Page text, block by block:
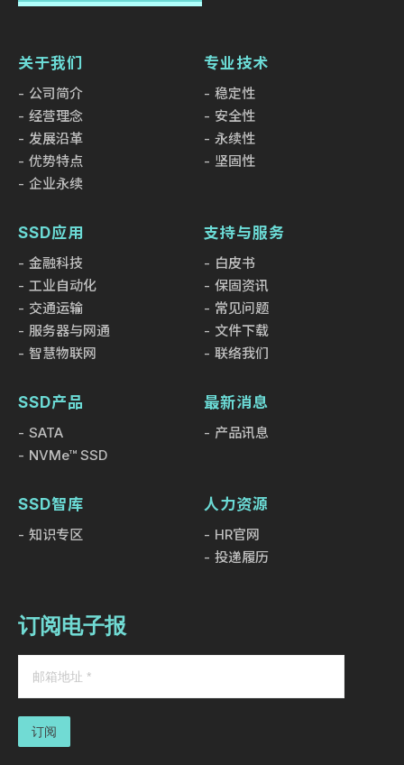
关于我们
公司简介
经营理念
发展沿革
优势特点
企业永续
专业技术
稳定性
安全性
永续性
坚固性
SSD应用
金融科技
工业自动化
交通运输
服务器与网通
智慧物联网
支持与服务
白皮书
保固资讯
常见问题
文件下载
联络我们
SSD产品
SATA
NVMe™ SSD
最新消息
产品讯息
SSD智库
知识专区
人力资源
HR官网
投递履历
订阅电子报
订阅